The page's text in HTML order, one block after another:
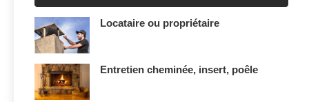
Locataire ou propriétaire
Entretien cheminée, insert, poêle